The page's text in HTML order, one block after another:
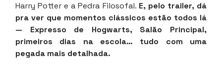
Harry Potter e a Pedra Filosofal. E, pelo trailer, dá
pra ver que momentos clássicos estão todos lá
— Expresso de Hogwarts, Salão Principal,
primeiros dias na escola… tudo com uma
pegada mais detalhada.